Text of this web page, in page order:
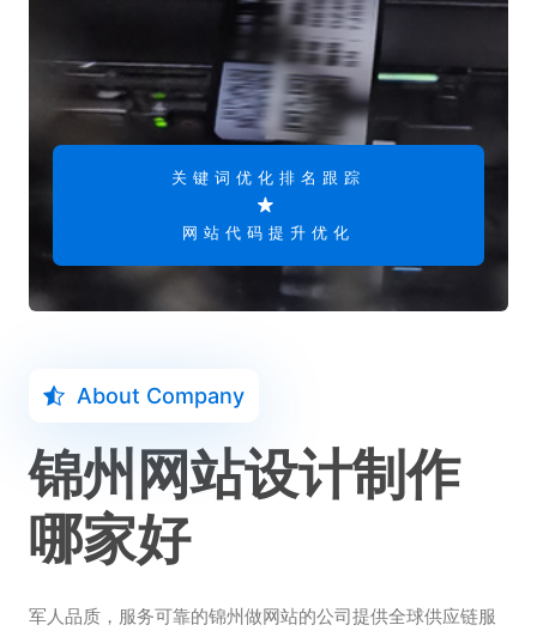
关键词优化排名跟踪
网站代码提升优化
About Company
锦州网站设计制作
哪家好
军人品质，服务可靠的锦州做网站的公司提供全球供应链服